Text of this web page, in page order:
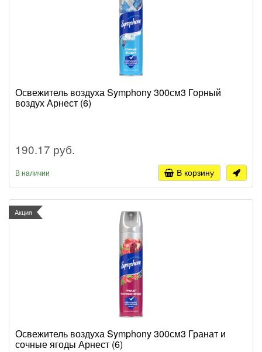
Освежитель воздуха Symphony 300см3 Горный
воздух Арнест (6)
190.17 руб.
В наличии В корзину
Акция
Освежитель воздуха Symphony 300см3 Гранат и
сочные ягоды Арнест (6)